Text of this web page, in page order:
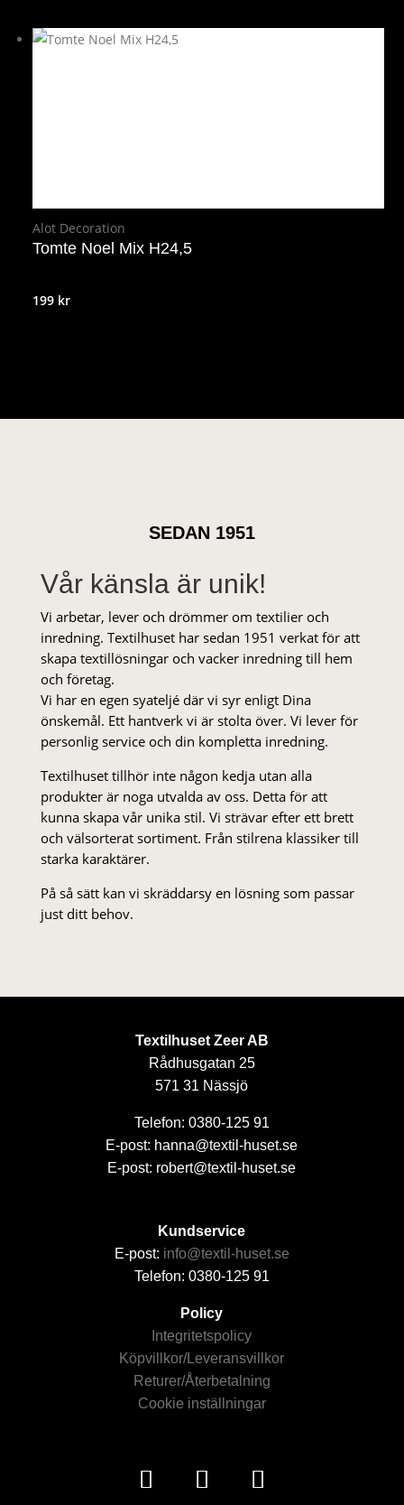
Alot Decoration
Tomte Noel Mix H24,5
199 kr
SEDAN 1951
Vår känsla är unik!
Vi arbetar, lever och drömmer om textilier och
inredning. Textilhuset har sedan 1951 verkat för att
skapa textillösningar och vacker inredning till hem
och företag.
Vi har en egen syateljé där vi syr enligt Dina
önskemål. Ett hantverk vi är stolta över. Vi lever för
personlig service och din kompletta inredning.
Textilhuset tillhör inte någon kedja utan alla
produkter är noga utvalda av oss. Detta för att
kunna skapa vår unika stil. Vi strä­var efter ett brett
och välsorterat sor­ti­ment. Från stil­rena klas­siker till
starka karaktärer.
På så sätt kan vi skräddarsy en lösning som passar
just ditt behov.
Textilhuset Zeer AB
Rådhusgatan 25
571 31 Nässjö
Telefon: 0380-125 91
E-post: hanna@textil-huset.se
E-post: robert@textil-huset.se
Kundservice
E-post: info@textil-huset.se
Telefon: 0380-125 91
Policy
Integritetspolicy
Köpvillkor/Leveransvillkor
Returer/Återbetalning
Cookie inställningar